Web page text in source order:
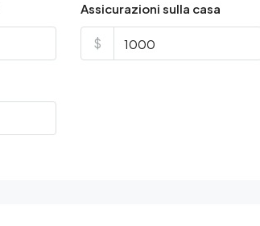
Assicurazioni sulla casa
$